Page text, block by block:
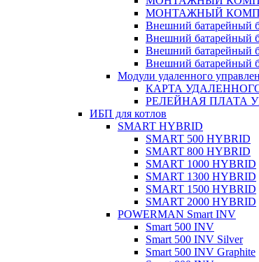
МОНТАЖНЫЙ
Внешний батарейный
Внешний батарейный
Внешний батарейный
Внешний батарейный
Модули удаленного
КАРТА УДАЛЕННОГО
РЕЛЕЙНАЯ ПЛАТА
ИБП для котлов
SMART HYBRID
SMART 500 HYBRID
SMART 800 HYBRID
SMART 1000 HYBRID
SMART 1300 HYBRID
SMART 1500 HYBRID
SMART 2000 HYBRID
POWERMAN Smart INV
Smart 500 INV
Smart 500 INV Silver
Smart 500 INV Graphite